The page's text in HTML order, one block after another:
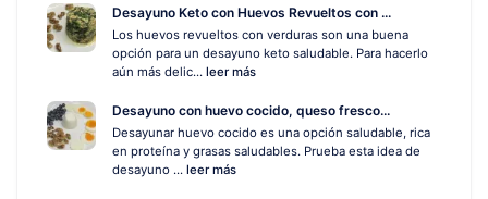
Desayuno Keto con Huevos Revueltos con ...
Los huevos revueltos con verduras son una buena
opción para un desayuno keto saludable. Para hacerlo
aún más delic... leer más
Desayuno con huevo cocido, queso fresco...
Desayunar huevo cocido es una opción saludable, rica
en proteína y grasas saludables. Prueba esta idea de
desayuno ... leer más